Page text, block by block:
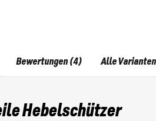
Hebelschützer
Bewertungen (4) Alle Varianten